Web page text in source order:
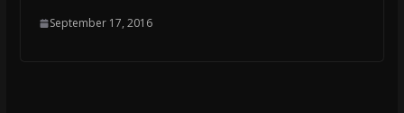
September 17, 2016